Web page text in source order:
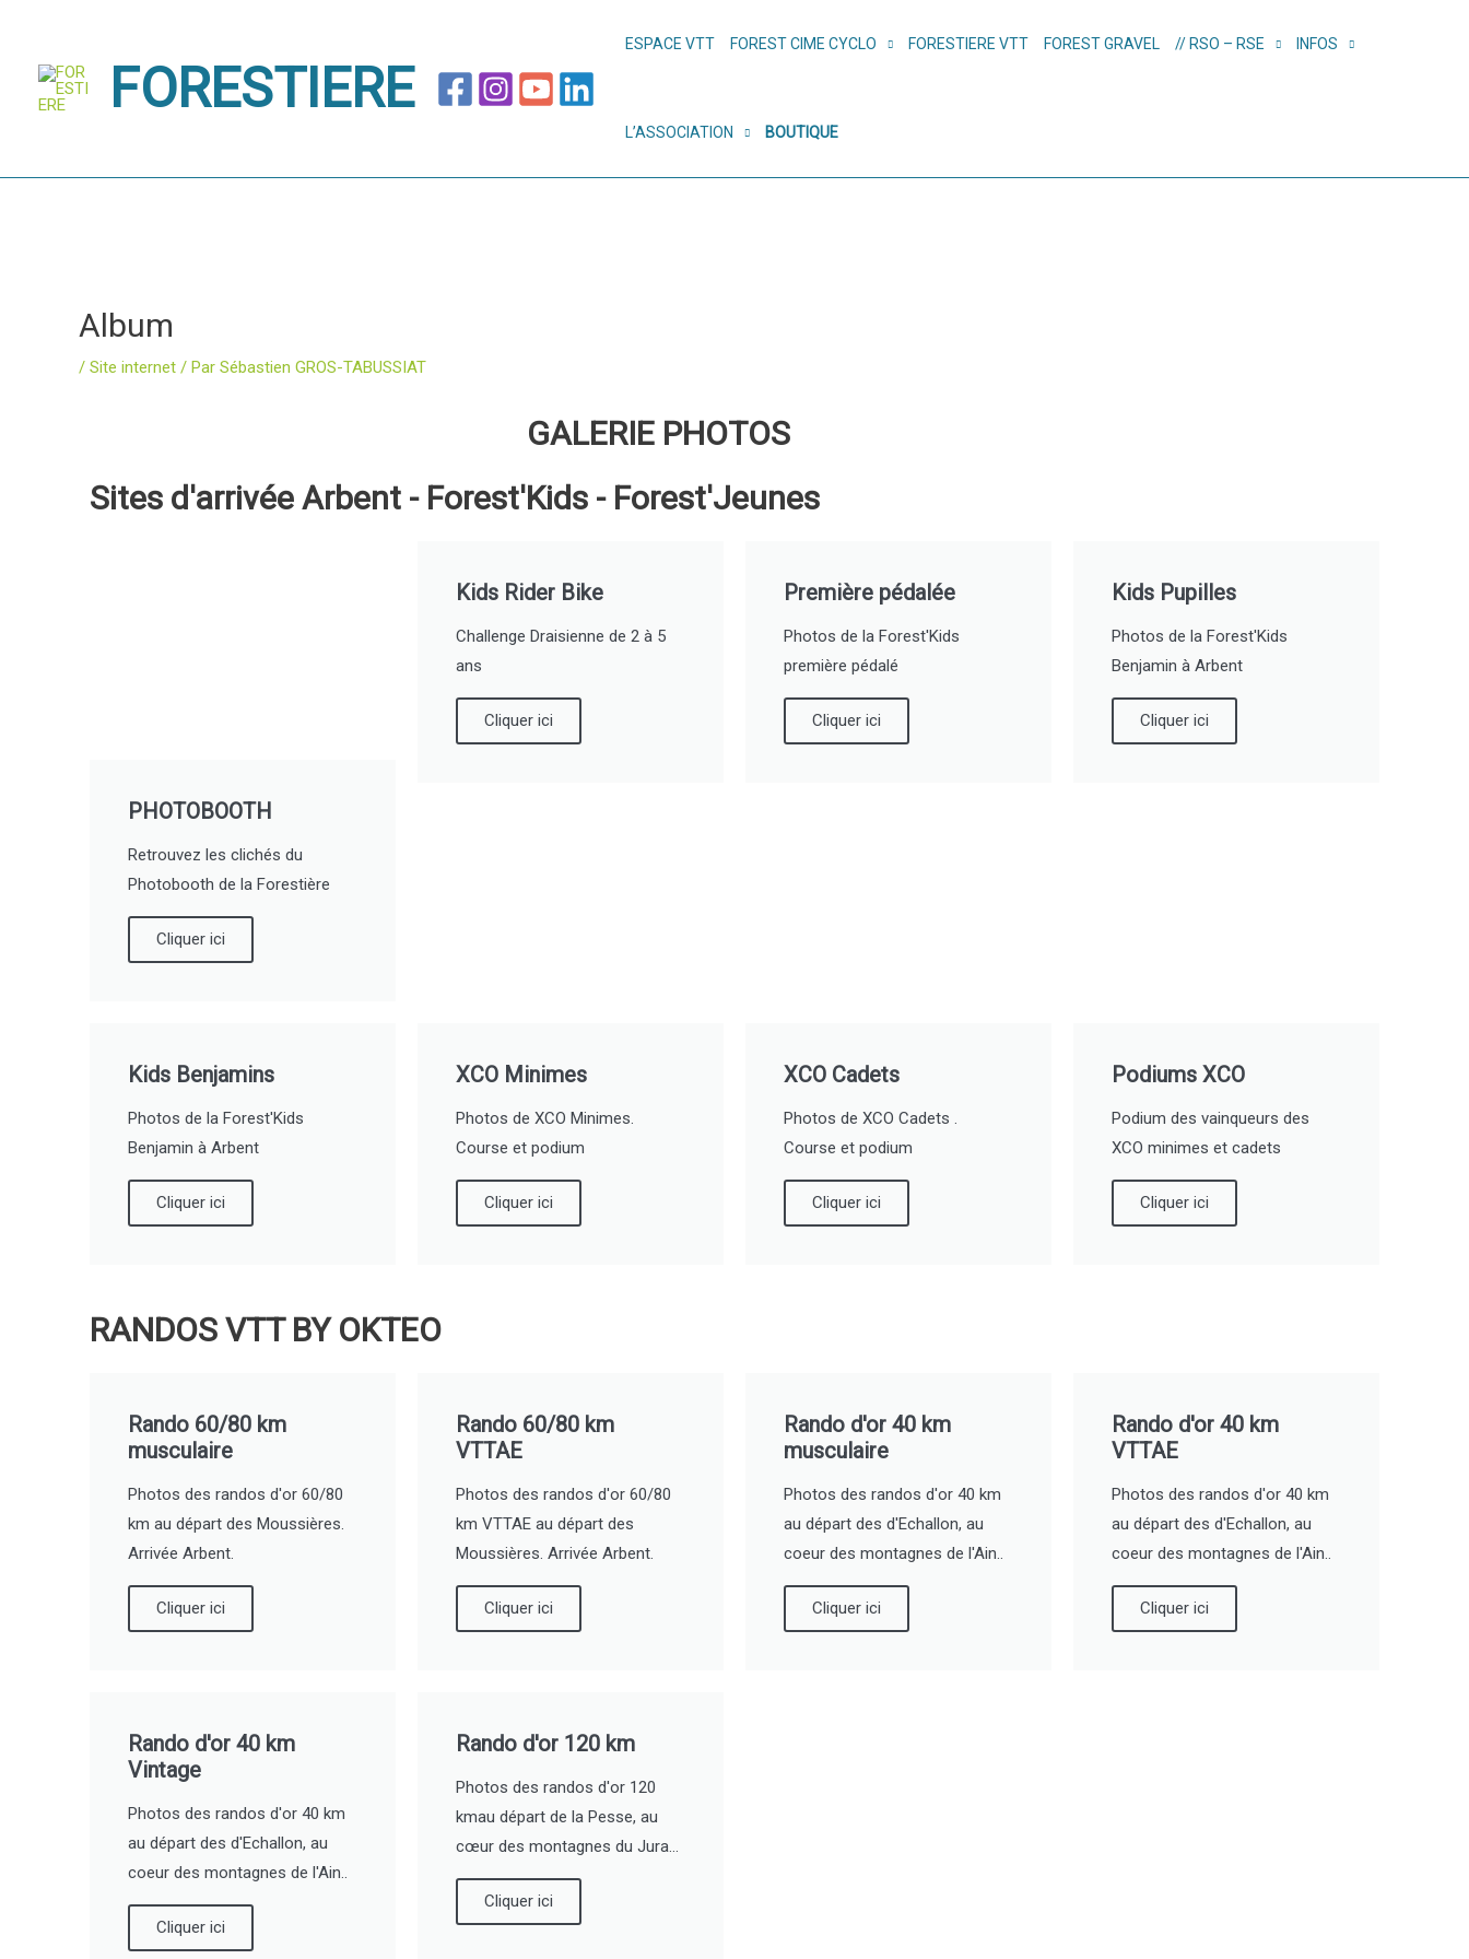
contenu
FORESTIERE
ESPACE VTT FOREST CIME CYCLO FORESTIERE VTT FOREST GRAVEL // RSO – RSE INFOS
L’ASSOCIATION BOUTIQUE
Album
/ Site internet / Par Sébastien GROS-TABUSSIAT
GALERIE PHOTOS
Sites d'arrivée Arbent - Forest'Kids - Forest'Jeunes
PHOTOBOOTH
Retrouvez les clichés du
Photobooth de la Forestière
Cliquer ici
Kids Rider Bike
Challenge Draisienne de 2 à 5
ans
Cliquer ici
Première pédalée
Photos de la Forest'Kids
première pédalé
Cliquer ici
Kids Pupilles
Photos de la Forest'Kids
Benjamin à Arbent
Cliquer ici
Kids Benjamins
Photos de la Forest'Kids
Benjamin à Arbent
Cliquer ici
XCO Minimes
Photos de XCO Minimes.
Course et podium
Cliquer ici
XCO Cadets
Photos de XCO Cadets .
Course et podium
Cliquer ici
Podiums XCO
Podium des vainqueurs des
XCO minimes et cadets
Cliquer ici
RANDOS VTT BY OKTEO
Rando 60/80 km
musculaire
Photos des randos d'or 60/80
km au départ des Moussières.
Arrivée Arbent.
Cliquer ici
Rando 60/80 km
VTTAE
Photos des randos d'or 60/80
km VTTAE au départ des
Moussières. Arrivée Arbent.
Cliquer ici
Rando d'or 40 km
musculaire
Photos des randos d'or 40 km
au départ des d'Echallon, au
coeur des montagnes de l'Ain..
Cliquer ici
Rando d'or 40 km
VTTAE
Photos des randos d'or 40 km
au départ des d'Echallon, au
coeur des montagnes de l'Ain..
Cliquer ici
Rando d'or 40 km
Vintage
Photos des randos d'or 40 km
au départ des d'Echallon, au
coeur des montagnes de l'Ain..
Cliquer ici
Rando d'or 120 km
Photos des randos d'or 120
kmau départ de la Pesse, au
cœur des montagnes du Jura...
Cliquer ici